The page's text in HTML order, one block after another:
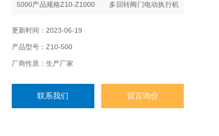
5000产品规格Z10-Z1000 多回转阀门电动执行机
更新时间：2023-06-19
产品型号：Z10-500
厂商性质：生产厂家
联系我们 留言询价